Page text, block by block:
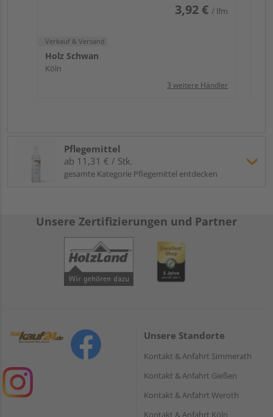
3,92 € / lfm
Verkauf & Versand
Holz Schwan
Köln
3 weitere Händler
Pflegemittel
ab 11,31 € / Stk.
gesamte Kategorie Pflegemittel entdecken
Unsere Zertifizierungen und Partner
Unsere Standorte
Kontakt & Anfahrt Simmerath
Kontakt & Anfahrt Gießen
Kontakt & Anfahrt Weroth
Kontakt & Anfahrt Köln